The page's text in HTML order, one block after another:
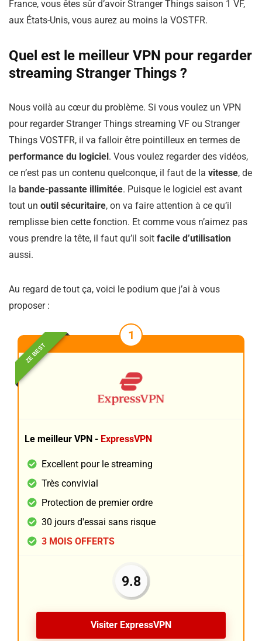
France, vous êtes sûr d’avoir Stranger Things saison 1 VF,
aux États-Unis, vous aurez au moins la VOSTFR.
Quel est le meilleur VPN pour regarder
streaming Stranger Things ?
Nous voilà au cœur du problème. Si vous voulez un VPN
pour regarder Stranger Things streaming VF ou Stranger
Things VOSTFR, il va falloir être pointilleux en termes de
performance du logiciel. Vous voulez regarder des vidéos,
ce n’est pas un contenu quelconque, il faut de la vitesse, de
la bande-passante illimitée. Puisque le logiciel est avant
tout un outil sécuritaire, on va faire attention à ce qu’il
remplisse bien cette fonction. Et comme vous n’aimez pas
vous prendre la tête, il faut qu’il soit facile d’utilisation
aussi.
Au regard de tout ça, voici le podium que j’ai à vous
proposer :
ZE BEST
1
Le meilleur VPN - ExpressVPN
Excellent pour le streaming
Très convivial
Protection de premier ordre
30 jours d'essai sans risque
3 MOIS OFFERTS
9.8
Visiter ExpressVPN